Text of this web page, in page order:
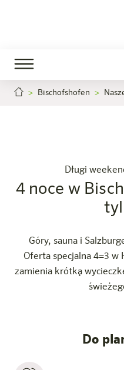
Bischofshofen
Długi
4 noce w
Góry, sauna i
Oferta specjalna 4=3 w
zamienia krótką
Do